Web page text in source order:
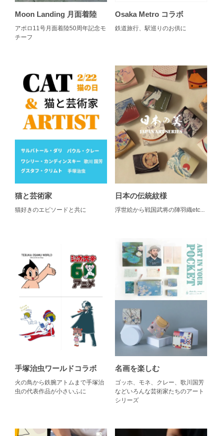
Moon Landing 月面着陸
アポロ11号月面着陸50周年記念モ
チーフ
Osaka Metro コラボ
鉄道旅行、駅巡りのお供に
猫と芸術家
猫好きのエピソードと共に
日本の伝統紋様
浮世絵から戦国武将の陣羽織etc...
手塚治虫ワールドコラボ
火の鳥から鉄腕アトムまで手塚治
虫の代表作品が小さいふに
名画を楽しむ
ゴッホ、モネ、クレー、歌川国芳
などいろんな芸術家たちのアート
シリーズ